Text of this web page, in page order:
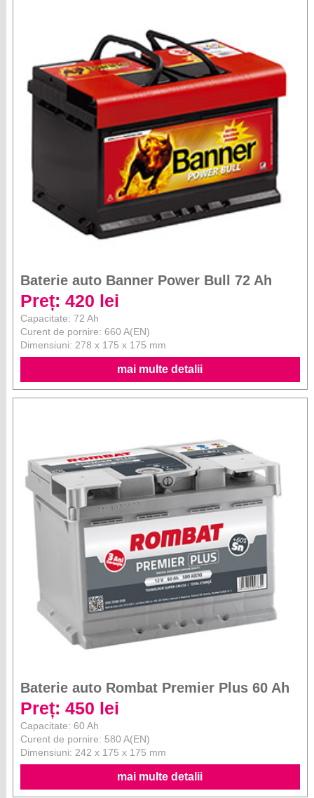
Baterie auto Banner Power Bull 72 Ah
Preț: 420 lei
Capacitate: 72 Ah
Curent de pornire: 660 A(EN)
Dimensiuni: 278 x 175 x 175 mm
mai multe detalii
Baterie auto Rombat Premier Plus 60 Ah
Preț: 450 lei
Capacitate: 60 Ah
Curent de pornire: 580 A(EN)
Dimensiuni: 242 x 175 x 175 mm
mai multe detalii